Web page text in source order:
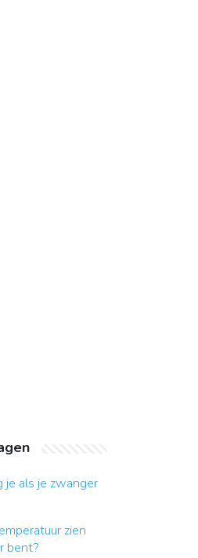
je als je zwanger
zien
bent?